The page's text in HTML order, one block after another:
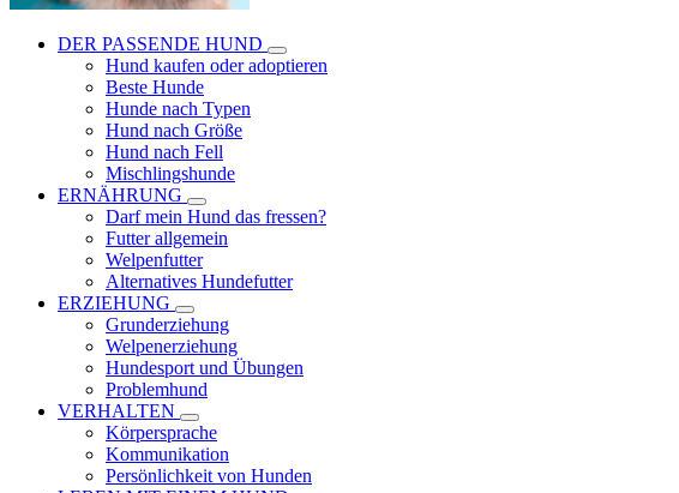
DER PASSENDE HUND
Hund kaufen oder adoptieren
Beste Hunde
Hunde nach Typen
Hund nach Größe
Hund nach Fell
Mischlingshunde
ERNÄHRUNG
Darf mein Hund das fressen?
Futter allgemein
Welpenfutter
Alternatives Hundefutter
ERZIEHUNG
Grunderziehung
Welpenerziehung
Hundesport und Übungen
Problemhund
VERHALTEN
Körpersprache
Kommunikation
Persönlichkeit von Hunden